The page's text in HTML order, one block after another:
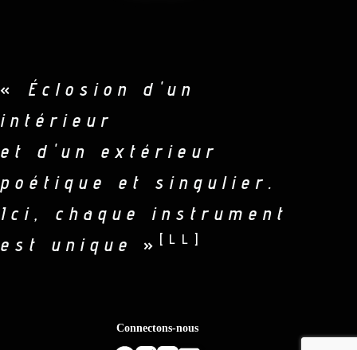
« Éclosion d'un
intérieur
et d'un extérieur
poétique et singulier.
Ici, chaque instrument
est unique
» [LL]
Connectons-nous